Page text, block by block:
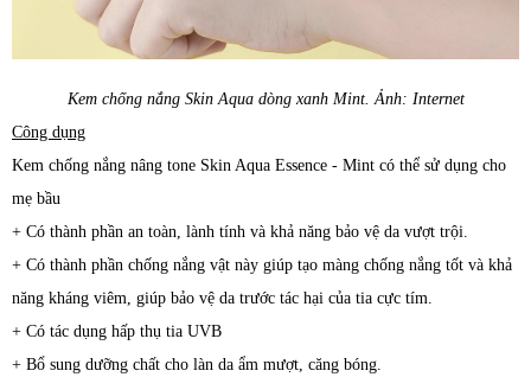
Kem chống nắng Skin Aqua dòng xanh Mint. Ảnh: Internet
Công dụng
Kem chống nắng nâng tone Skin Aqua Essence - Mint có thể sử dụng cho
mẹ bầu
+ Có thành phần an toàn, lành tính và khả năng bảo vệ da vượt trội.
+ Có thành phần chống nắng vật này giúp tạo màng chống nắng tốt và khả
năng kháng viêm, giúp bảo vệ da trước tác hại của tia cực tím.
+ Có tác dụng hấp thụ tia UVB
+ Bổ sung dưỡng chất cho làn da ẩm mượt, căng bóng.